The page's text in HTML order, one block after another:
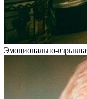
Эмоционально-